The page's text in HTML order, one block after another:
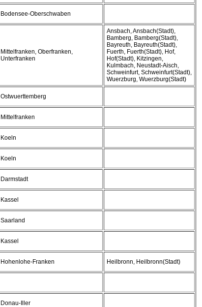
Bodensee-Oberschwaben
Mittelfranken, Oberfranken,
Unterfranken
Ansbach, Ansbach(Stadt),
Bamberg, Bamberg(Stadt),
Bayreuth, Bayreuth(Stadt),
Fuerth, Fuerth(Stadt), Hof,
Hof(Stadt), Kitzingen,
Kulmbach, Neustadt-Aisch,
Schweinfurt, Schweinfurt(Stadt),
Wuerzburg, Wuerzburg(Stadt)
Ostwuerttemberg
Mittelfranken
Koeln
Koeln
Darmstadt
Kassel
Saarland
Kassel
Hohenlohe-Franken Heilbronn, Heilbronn(Stadt)
Donau-Iller